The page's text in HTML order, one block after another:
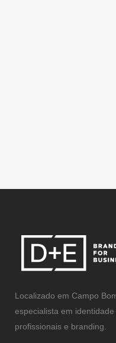
Localizado em Campo
especialista em
profissionais e branding.